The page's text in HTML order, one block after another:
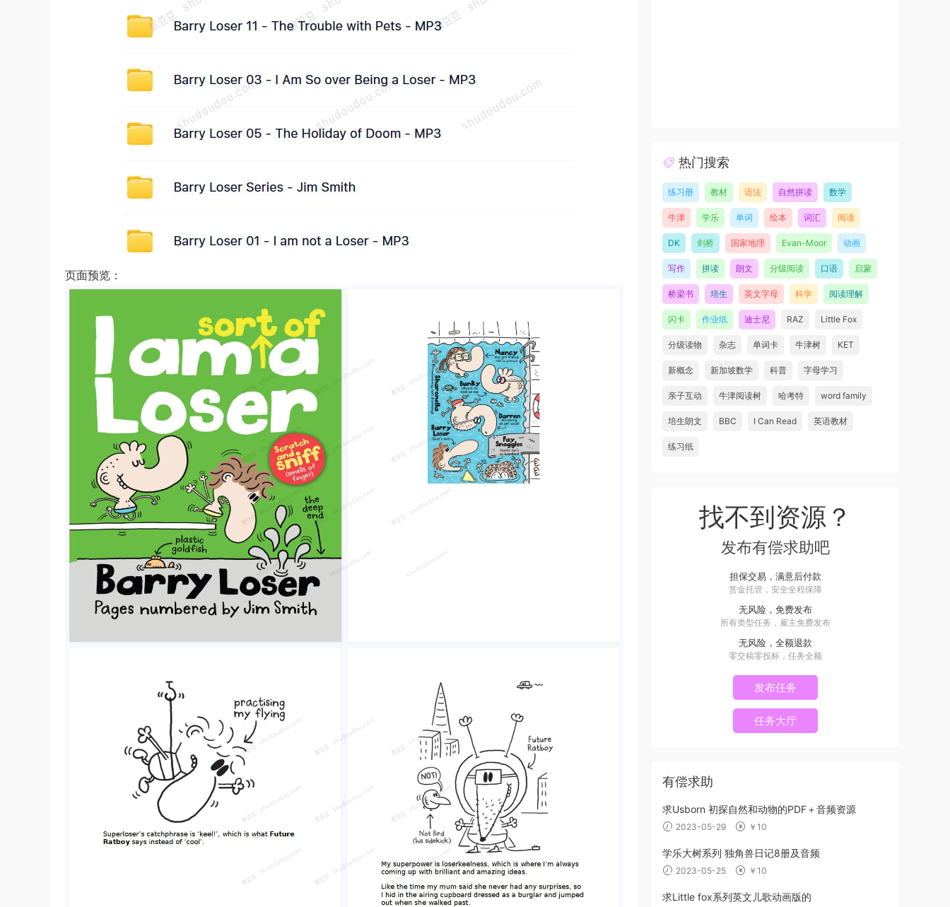
页面预览：
热门搜索
练习册 教材 语法 自然拼读 数学
牛津 学乐 单词 绘本 词汇 阅读
DK 剑桥 国家地理 Evan-Moor 动画
写作 拼读 朗文 分级阅读 口语 启蒙
桥梁书 培生 英文字母 科学 阅读理解
闪卡 作业纸 迪士尼 RAZ Little Fox
分级读物 杂志 单词卡 牛津树 KET
新概念 新加坡数学 科普 字母学习
亲子互动 牛津阅读树 哈考特 word family
培生朗文 BBC I Can Read 英语教材
练习纸
找不到资源？
发布有偿求助吧
担保交易，满意后付款
赏金托管，安全全程保障
无风险，免费发布
所有类型任务，雇主免费发布
无风险，全额退款
零交稿零投标，任务全额
发布任务
任务大厅
有偿求助
求Usborn 初探自然和动物的PDF＋音频资源
2023-05-29 ￥10
学乐大树系列 独角兽日记8册及音频
2023-05-25 ￥10
求Little fox系列英文儿歌动画版的